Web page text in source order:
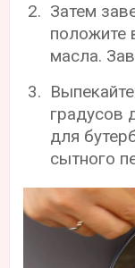
Затем
положите
масла.
градусов
для
сытного